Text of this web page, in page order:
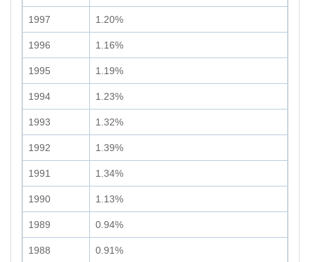
1997 1.20%
1996 1.16%
1995 1.19%
1994 1.23%
1993 1.32%
1992 1.39%
1991 1.34%
1990 1.13%
1989 0.94%
1988 0.91%